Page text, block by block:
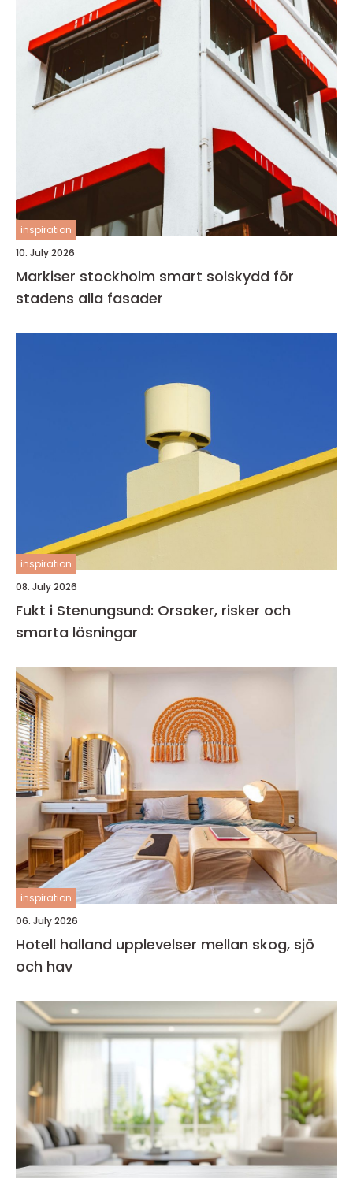
inspiration
10. July 2026
Markiser stockholm smart solskydd för
stadens alla fasader
inspiration
08. July 2026
Fukt i Stenungsund: Orsaker, risker och
smarta lösningar
inspiration
06. July 2026
Hotell halland upplevelser mellan skog, sjö
och hav